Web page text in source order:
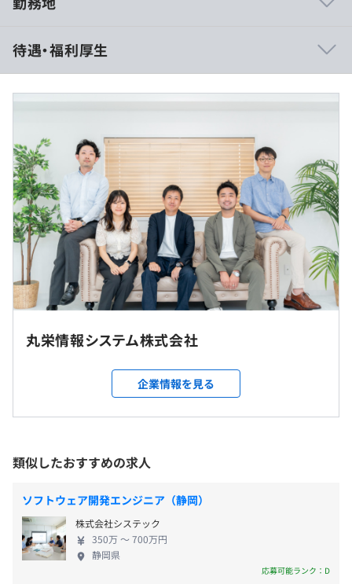
★基本的にはご自宅から通勤可能なプロジェクトへの常駐
★案件や本人のスキルによっては在宅勤務が可能なパター
施中です。
就業場所の変更範囲
＜雇入時＞
山梨本社、および自宅
＜変更範囲＞
会社の定める場所（テレワークを行う場所を含む）
待遇・福利厚生
（※想定年収は年収提示額を保証するものではありません）
9:00～18:00（所定労働時間8時間／休憩60分）
※参画いただくプロジェクトによって、勤務時間が前後す
る場合がございます。
休憩時間：休憩60分 ※昼食時間は業務の都合により各々
の自主性に任せています
平均残業時間：10時間
＜休日・休暇＞
（土・日）
■祝日休み
■年末年始休暇
■夏季休暇
丸栄情報システム株式会社
企業情報を見る
類似したおすすめの求人
ソフトウェア開発エンジニア（静岡）
株式会社システック
350万 〜 700万円
静岡県
応募可能ランク：D